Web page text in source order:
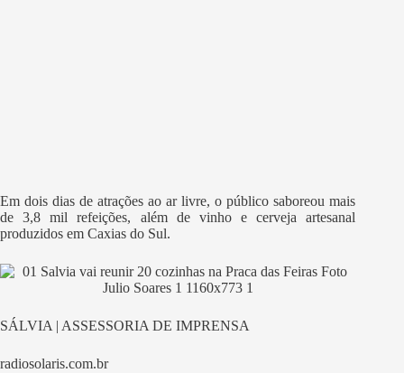
Em dois dias de atrações ao ar livre, o público saboreou mais
de 3,8 mil refeições, além de vinho e cerveja artesanal
produzidos em Caxias do Sul.
SÁLVIA | ASSESSORIA DE IMPRENSA
radiosolaris.com.br